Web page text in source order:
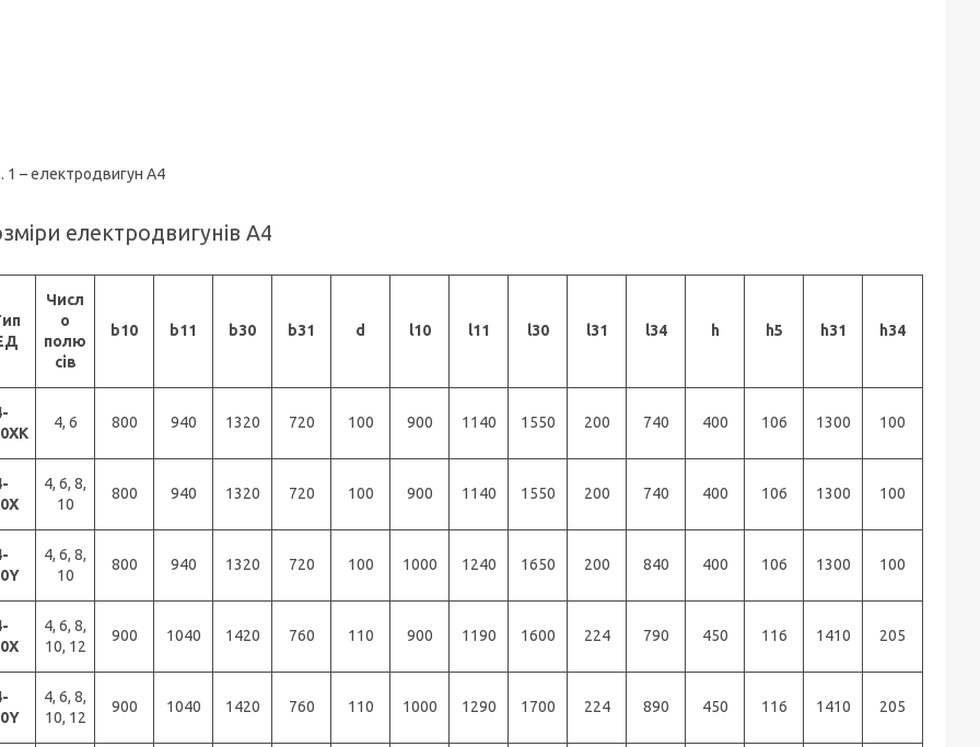
1 – електродвигун А4
електродвигунів А4
Числ
о
полю
сів
b10 b11 b30 b31 d l10 l11 l30 l31 l34 h h5 h31 h34
4, 6 800 940 1320 720 100 900 1140 1550 200 740 400 106 1300 100
4, 6, 8,
10
800 940 1320 720 100 900 1140 1550 200 740 400 106 1300 100
4, 6, 8,
10
800 940 1320 720 100 1000 1240 1650 200 840 400 106 1300 100
4, 6, 8,
10, 12
900 1040 1420 760 110 900 1190 1600 224 790 450 116 1410 205
4, 6, 8,
10, 12
900 1040 1420 760 110 1000 1290 1700 224 890 450 116 1410 205